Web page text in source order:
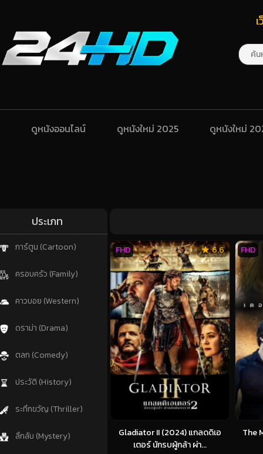
ดูหนังออนไลน์ ดูหนังใหม่ 2025 ดูหนังใหม่
ประเภท
การ์ตูน (Cartoon)
ครอบครัว (Family)
คาวบอย (Western)
ดราม่า (Drama)
ตลก (Comedy)
ประวัติ (History)
ระทึกขวัญ (Thriller)
ลึกลับ (Mystery)
Gladiator II (2024) แกลดดิเอ
เตอร์ นักรบผู้กล้า ผ่า...
6.6
FHD
The
FHD